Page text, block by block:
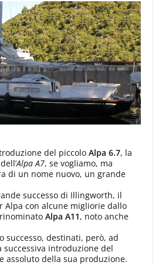
del piccolo Alpa 6.7, la
Alpa A7, se vogliamo, ma
di un nome nuovo, un grande
successo di Illingworth, il
Alpa con alcune migliorie dallo
Alpa A11, noto anche
successo, destinati, però, ad
successiva introduzione del
assoluto della sua produzione.